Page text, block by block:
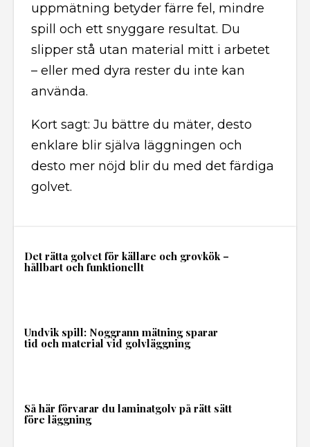
uppmätning betyder färre fel, mindre
spill och ett snyggare resultat. Du
slipper stå utan material mitt i arbetet
– eller med dyra rester du inte kan
använda.
Kort sagt: Ju bättre du mäter, desto
enklare blir själva läggningen och
desto mer nöjd blir du med det färdiga
golvet.
Det rätta golvet för källare och grovkök –
hållbart och funktionellt
Undvik spill: Noggrann mätning sparar
tid och material vid golvläggning
Så här förvarar du laminatgolv på rätt sätt
före läggning